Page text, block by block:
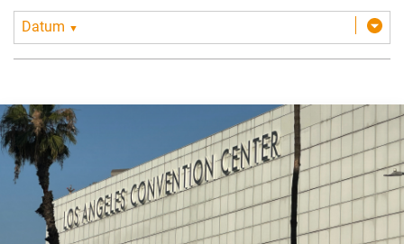
Datum ▼